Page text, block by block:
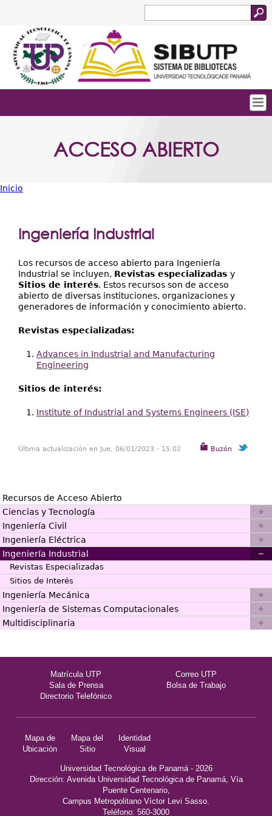
Jump to navigation
de
búsqueda
Quienes Somos
Directorio
Ayuda
ACCESO ABIERTO
está
Inicio
Ingeniería Industrial
Los recursos de acceso abierto para Ingeniería
Industrial se incluyen, Revistas especializadas y
Sitios de interés. Estos recursos son de acceso
abierto de diversas instituciones, organizaciones y
generadores de información y conocimiento abierto.
Revistas especializadas:
Advances in Industrial and Manufacturing
Engineering
Sitios de interés:
Institute of Industrial and Systems Engineers (ISE)
Buzón
Última actualización en Jue, 06/01/2023 - 15:02
Recursos de Acceso Abierto
Ciencias y Tecnología
Ingeniería Civil
Ingeniería Eléctrica
Ingeniería Industrial
Revistas Especializadas
Sitios de Interés
Ingeniería Mecánica
Ingeniería de Sistemas Computacionales
Multidisciplinaria
Matrícula UTP
Correo UTP
Sala de Prensa
Bolsa de Trabajo
Directorio Telefónico
Mapa de
Ubicación
Mapa del
Sitio
Identidad
Visual
Universidad Tecnológica de Panamá - 2026
Dirección: Avenida Universidad Tecnológica de Panamá, Vía
Puente Centenario,
Campus Metropolitano Víctor Levi Sasso.
Teléfono: 560-3000